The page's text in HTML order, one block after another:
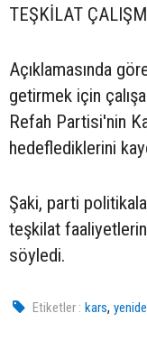
TEŞKİLAT
Açıklamasında
getirmek için
Refah Partisi'nin
hedeflediklerini
Şaki, parti
teşkilat
söyledi.
Etiketler : kars,